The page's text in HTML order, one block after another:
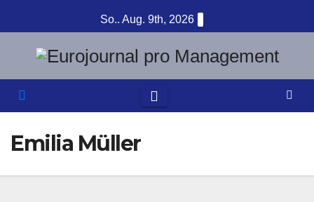
Inhalt
springen
So.. Aug. 9th, 2026
Emilia Müller